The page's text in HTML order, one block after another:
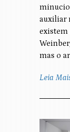
auxiliar
existem
mas o
Leia